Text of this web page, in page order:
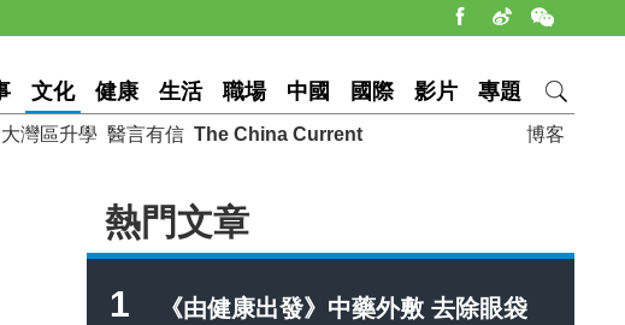
文化 健康 生活 職場 中國 國際 影片 專題
博客
大灣區升學 醫言有信 The China Current
熱門文章
1 《由健康出發》中藥外敷 去除眼袋